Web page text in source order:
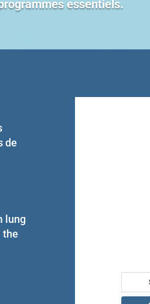
essentiels.
de
lung
the